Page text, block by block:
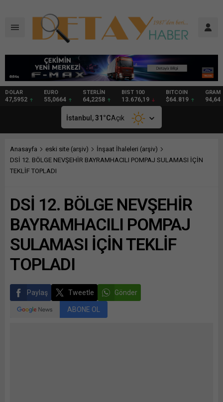
DOLAR
47,5952
EURO
55,0664
STERLİN
64,2258
BIST 100
13.676,19
BITCOIN
$64.819
GRAM
94,64
İstanbul,31 °CAçık
Anasayfa eski site (arşiv)
İnşaat İhaleleri (arşiv)
DSİ 12. BÖLGE NEVŞEHİR BAYRAMHACILI POMPAJ SULAMASI İÇİN
TEKLİF TOPLADI
DSİ 12. BÖLGE NEVŞEHİR
BAYRAMHACILI POMPAJ
SULAMASI İÇİN TEKLİF
TOPLADI
Paylaş Tweetle Gönder
ABONE OL